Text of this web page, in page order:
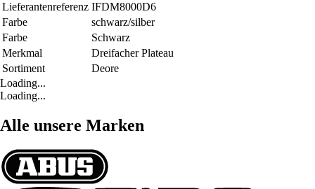
Lieferantenreferenz IFDM8000D6
Farbe
schwarz/silber
Farbe
Schwarz
Merkmal
Dreifacher Plateau
Sortiment
Deore
Loading...
Loading...
Alle unsere Marken